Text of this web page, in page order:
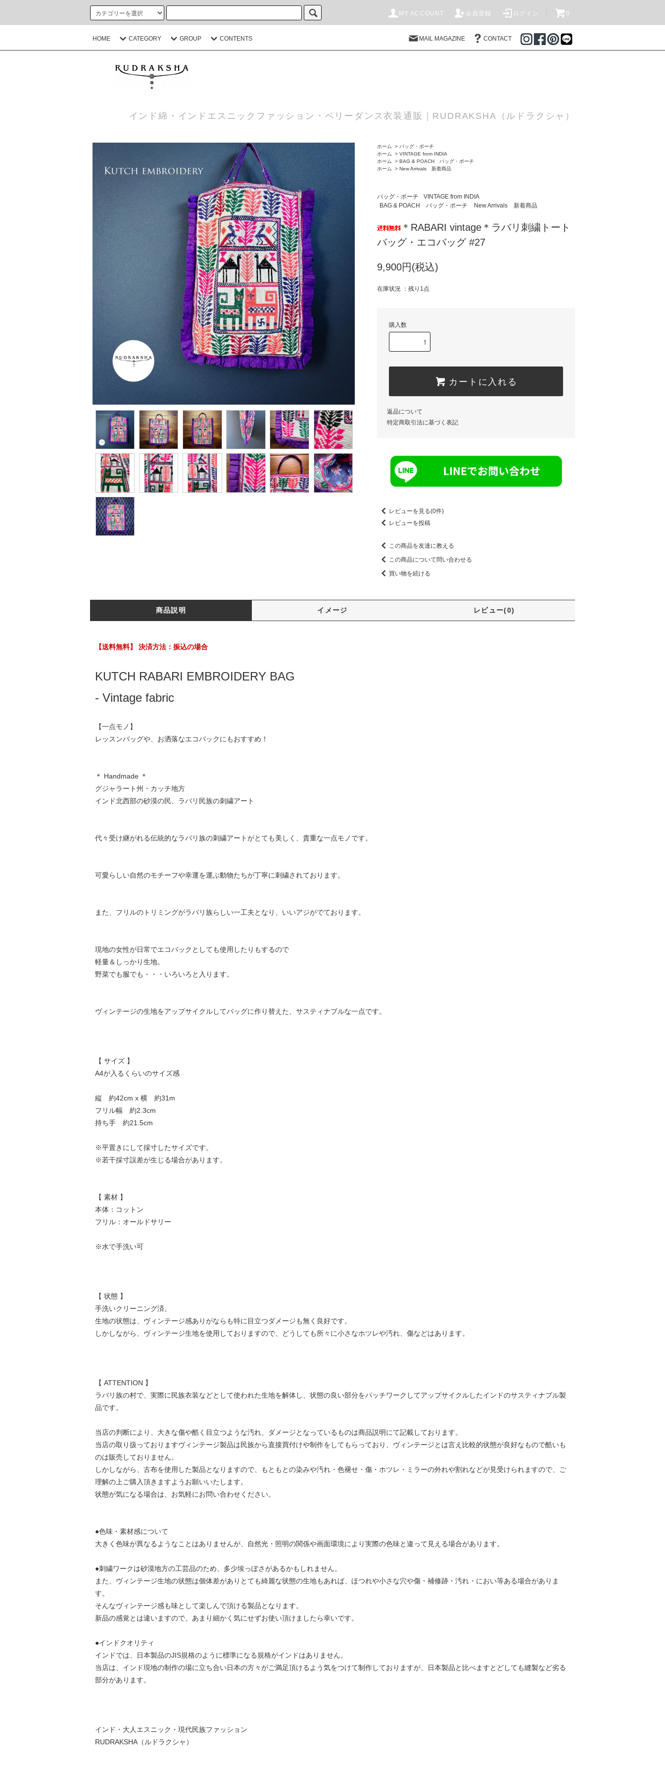
MY ACCOUNT 会員登録 ログイン 0
HOME CATEGORY GROUP CONTENTS MAIL MAGAZINE CONTACT
インド綿・インドエスニックファッション・ベリーダンス衣装通販｜RUDRAKSHA（ルドラクシャ）
ホーム > バッグ・ポーチ
ホーム
> VINTAGE from INDIA
ホーム
> BAG & POACH バッグ・ポーチ
ホーム
> New Arrivals 新着商品
バッグ・ポーチ
VINTAGE from INDIA
BAG & POACH バッグ・ポーチ
New Arrivals 新着商品
＊RABARI vintage＊ラバリ刺繍トート
バッグ・エコバッグ #27
9,900円(税込)
在庫状況 ：残り1点
購入数
カートに入れる
返品について
特定商取引法に基づく表記
レビューを見る(0件)
レビューを投稿
この商品を友達に教える
この商品について問い合わせる
買い物を続ける
商品説明 イメージ レビュー(0)
【送料無料】 決済方法：振込の場合
KUTCH RABARI EMBROIDERY BAG
- Vintage fabric
【一点モノ】
レッスンバッグや、お洒落なエコバックにもおすすめ！
＊ Handmade ＊
グジャラート州・カッチ地方
インド北西部の砂漠の民、ラバリ民族の刺繍アート
代々受け継がれる伝統的なラバリ族の刺繍アートがとても美しく、貴重な一点モノです。
可愛らしい自然のモチーフや幸運を運ぶ動物たちが丁寧に刺繍されております。
また、フリルのトリミングがラバリ族らしい一工夫となり、いいアジがでております。
現地の女性が日常でエコバックとしても使用したりもするので
軽量＆しっかり生地。
野菜でも服でも・・・いろいろと入ります。
ヴィンテージの生地をアップサイクルしてバッグに作り替えた、サスティナブルな一点です。
【 サイズ 】
A4が入るくらいのサイズ感
縦 約42cm x 横 約31m
フリル幅 約2.3cm
持ち手 約21.5cm
※平置きにして採寸したサイズです。
※若干採寸誤差が生じる場合があります。
【 素材 】
本体：コットン
フリル：オールドサリー
※水で手洗い可
【 状態 】
手洗いクリーニング済。
生地の状態は、ヴィンテージ感ありがならも特に目立つダメージも無く良好です。
しかしながら、ヴィンテージ生地を使用しておりますので、どうしても所々に小さなホツレや汚れ、傷などはあります。
【 ATTENTION 】
ラバリ族の村で、実際に民族衣装などとして使われた生地を解体し、状態の良い部分をパッチワークしてアップサイクルしたインドのサスティナブル製
品です。
当店の判断により、大きな傷や酷く目立つような汚れ、ダメージとなっているものは商品説明にて記載しております。
当店の取り扱っておりますヴィンテージ製品は民族から直接買付けや制作をしてもらっており、ヴィンテージとは言え比較的状態が良好なもので酷いも
のは販売しておりません。
しかしながら、古布を使用した製品となりますので、もともとの染みや汚れ・色褪せ・傷・ホツレ・ミラーの外れや割れなどが見受けられますので、ご
理解の上ご購入頂きますようお願いいたします。
状態が気になる場合は、お気軽にお問い合わせください。
●色味・素材感について
大きく色味が異なるようなことはありませんが、自然光・照明の関係や画面環境により実際の色味と違って見える場合があります。
●刺繍ワークは砂漠地方の工芸品のため、多少埃っぽさがあるかもしれません。
また、ヴィンテージ生地の状態は個体差がありとても綺麗な状態の生地もあれば、ほつれや小さな穴や傷・補修跡・汚れ・におい等ある場合がありま
す。
そんなヴィンテージ感も味として楽しんで頂ける製品となります。
新品の感覚とは違いますので、あまり細かく気にせずお使い頂けましたら幸いです。
●インドクオリティ
インドでは、日本製品のJIS規格のように標準になる規格がインドはありません。
当店は、インド現地の制作の場に立ち合い日本の方々がご満足頂けるよう気をつけて制作しておりますが、日本製品と比べますとどしても縫製など劣る
部分があります。
インド・大人エスニック・現代民族ファッション
RUDRAKSHA（ルドラクシャ）